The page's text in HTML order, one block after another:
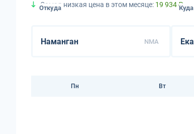
Самая низкая цена в этом месяце: 19 934 ₽
Откуда
NMA
Куда
Пн Вт